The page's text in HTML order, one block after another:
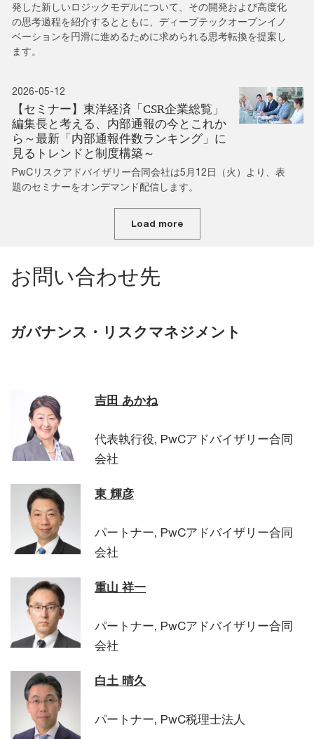
発した新しいロジックモデルについて、その開発および高度化
の思考過程を紹介するとともに、ディープテックオープンイノ
ベーションを円滑に進めるために求められる思考転換を提案し
ます。
2026-05-12
【セミナー】東洋経済「CSR企業総覧」
編集長と考える、内部通報の今とこれか
ら～最新「内部通報件数ランキング」に
見るトレンドと制度構築～
PwCリスクアドバイザリー合同会社は5月12日（火）より、表
題のセミナーをオンデマンド配信します。
Load more
お問い合わせ先
ガバナンス・リスクマネジメント
吉田 あかね
代表執行役, PwCアドバイザリー合同
会社
東 輝彦
パートナー, PwCアドバイザリー合同
会社
重山 祥一
パートナー, PwCアドバイザリー合同
会社
白土 晴久
パートナー, PwC税理士法人